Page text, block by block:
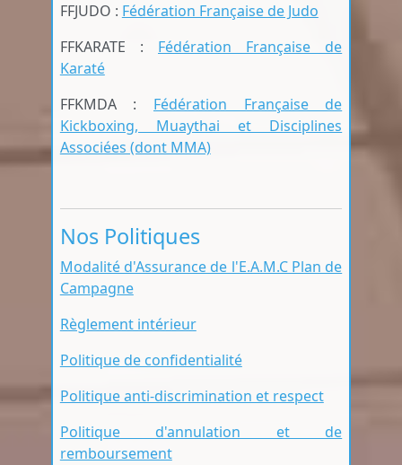
FFJUDO : Fédération Française de Judo
FFKARATE : Fédération Française de
Karaté
FFKMDA : Fédération Française de
Kickboxing, Muaythai et Disciplines
Associées (dont MMA)
Nos Politiques
Modalité d'Assurance de l'E.A.M.C Plan de
Campagne
Règlement intérieur
Politique de confidentialité
Politique anti-discrimination et respect
Politique d'annulation et de
remboursement